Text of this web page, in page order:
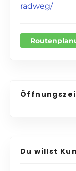
radweg/
Du willst